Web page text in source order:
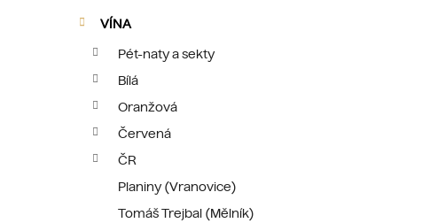
g
VÍNA
Pét-naty a sekty
Bílá
Oranžová
Červená
ČR
Planiny (Vranovice)
Tomáš Trejbal (Mělník)